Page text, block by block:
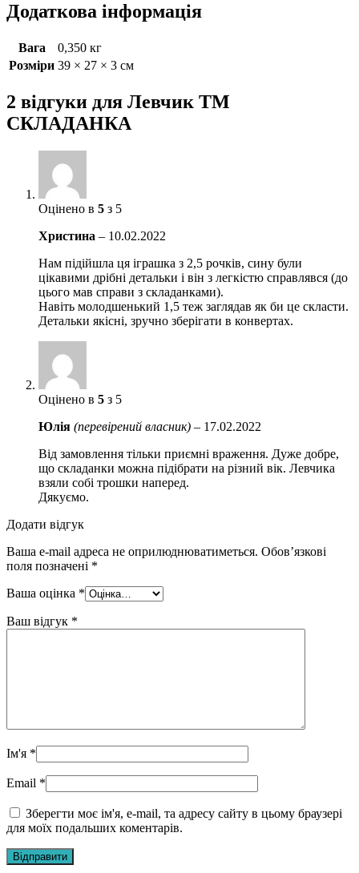
Додаткова інформація
Вага
0,350 кг
Розміри 39 × 27 × 3 см
2 відгуки для Левчик ТМ
СКЛАДАНКА
Оцінено в 5 з 5
Христина – 10.02.2022
Нам підійшла ця іграшка з 2,5 рочків, сину були
цікавими дрібні детальки і він з легкістю справлявся (до
цього мав справи з складанками).
Навіть молодшенький 1,5 теж заглядав як би це скласти.
Детальки якісні, зручно зберігати в конвертах.
Оцінено в 5 з 5
Юлія (перевірений власник) – 17.02.2022
Від замовлення тільки приємні враження. Дуже добре,
що складанки можна підібрати на різний вік. Левчика
взяли собі трошки наперед.
Дякуємо.
Додати відгук
Ваша e-mail адреса не оприлюднюватиметься. Обов’язкові
поля позначені *
Ваша оцінка *
Ваш відгук *
Ім'я *
Email *
Зберегти моє ім'я, e-mail, та адресу сайту в цьому браузері
для моїх подальших коментарів.